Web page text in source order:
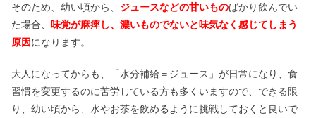
そのため、幼い頃から、 ジュースなどの甘いものばかり飲んでい
た場合、
味覚が麻痺し、濃いものでないと味気なく感じてしまう
原因になります。
大人になってからも、「水分補給＝ジュース」が日常になり、食
習慣を変更するのに苦労している方も多くいますので、できる限
り、幼い頃から、水やお茶を飲めるように挑戦しておくと良いで